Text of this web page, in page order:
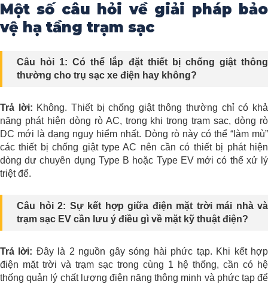
Một số câu hỏi về giải pháp bảo
vệ hạ tầng trạm sạc
Câu hỏi 1: Có thể lắp đặt thiết bị chống giật thông
thường cho trụ sạc xe điện hay không?
Trả lời: Không. Thiết bị chống giật thông thường chỉ có khả
năng phát hiện dòng rò AC, trong khi trong trạm sạc, dòng rò
DC mới là dạng nguy hiểm nhất. Dòng rò này có thể “làm mù”
các thiết bị chống giật type AC nên cần có thiết bị phát hiện
dòng dư chuyên dụng Type B hoặc Type EV mới có thể xử lý
triệt để.
Câu hỏi 2: Sự kết hợp giữa điện mặt trời mái nhà và
trạm sạc EV cần lưu ý điều gì về mặt kỹ thuật điện?
Trả lời: Đây là 2 nguồn gây sóng hài phức tạp. Khi kết hợp
điện mặt trời và trạm sạc trong cùng 1 hệ thống, cần có hệ
thống quản lý chất lượng điện năng thông minh và phức tạp để